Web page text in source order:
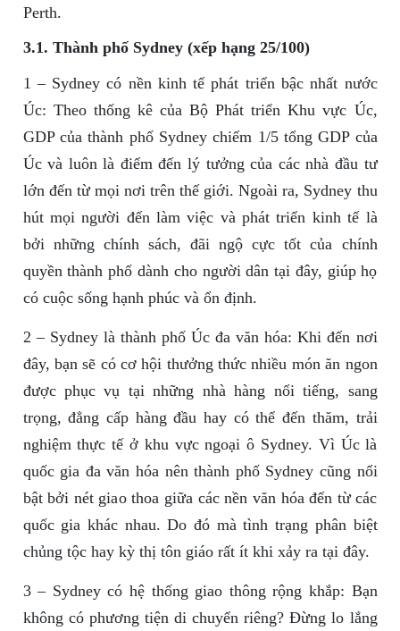
Perth.
3.1. Thành phố Sydney (xếp hạng 25/100)
1 – Sydney có nền kinh tế phát triển bậc nhất nước
Úc: Theo thống kê của Bộ Phát triển Khu vực Úc,
GDP của thành phố Sydney chiếm 1/5 tổng GDP của
Úc và luôn là điểm đến lý tưởng của các nhà đầu tư
lớn đến từ mọi nơi trên thế giới. Ngoài ra, Sydney thu
hút mọi người đến làm việc và phát triển kinh tế là
bởi những chính sách, đãi ngộ cực tốt của chính
quyền thành phố dành cho người dân tại đây, giúp họ
có cuộc sống hạnh phúc và ổn định.
2 – Sydney là thành phố Úc đa văn hóa: Khi đến nơi
đây, bạn sẽ có cơ hội thưởng thức nhiều món ăn ngon
được phục vụ tại những nhà hàng nổi tiếng, sang
trọng, đẳng cấp hàng đầu hay có thể đến thăm, trải
nghiệm thực tế ở khu vực ngoại ô Sydney. Vì Úc là
quốc gia đa văn hóa nên thành phố Sydney cũng nổi
bật bởi nét giao thoa giữa các nền văn hóa đến từ các
quốc gia khác nhau. Do đó mà tình trạng phân biệt
chủng tộc hay kỳ thị tôn giáo rất ít khi xảy ra tại đây.
3 – Sydney có hệ thống giao thông rộng khắp: Bạn
không có phương tiện di chuyển riêng? Đừng lo lắng